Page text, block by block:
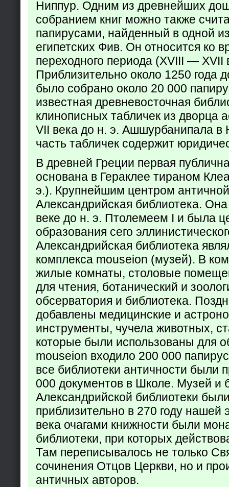
Ниппур. Одним из древнейших
собранием книг можно также
папирусами, найденный в одной
египетских Фив. Он относится ко
переходного периода (XVIII — XVII
Приблизительно около 1250 года
было собрано около 20 000
известная древневосточная
клинописных табличек из дворца
VII века до н. э. Ашшурбанипала в
часть табличек содержит
В древней Греции первая
основана в Гераклее тираном
э.). Крупнейшим центром
Александрийская библиотека.
веке до н. э. Птолемеем I и была
образования сего
Александрийская библиотека
комплекса mouseion (музей). В
жилые комнаты, столовые
для чтения, ботанический и
обсерватория и библиотека.
добавлены медицинские и
инструменты, чучела животных,
которые были использованы для
mouseion входило 200 000
все библиотеки античности были
000 документов в Школе. Музей и
Александрийской библиотеки
приблизительно в 270 году
века очагами книжности были
библиотеки, при которых
Там переписывалось не только
сочинения Отцов Церкви, но и
античных авторов.